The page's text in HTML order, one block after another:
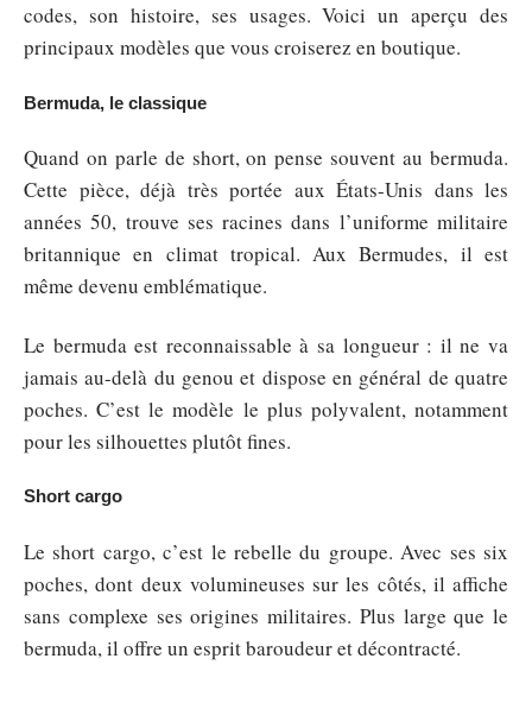
codes, son histoire, ses usages. Voici un aperçu des
principaux modèles que vous croiserez en boutique.
Bermuda, le classique
Quand on parle de short, on pense souvent au bermuda.
Cette pièce, déjà très portée aux États-Unis dans les
années 50, trouve ses racines dans l’uniforme militaire
britannique en climat tropical. Aux Bermudes, il est
même devenu emblématique.
Le bermuda est reconnaissable à sa longueur : il ne va
jamais au-delà du genou et dispose en général de quatre
poches. C’est le modèle le plus polyvalent, notamment
pour les silhouettes plutôt fines.
Short cargo
Le short cargo, c’est le rebelle du groupe. Avec ses six
poches, dont deux volumineuses sur les côtés, il affiche
sans complexe ses origines militaires. Plus large que le
bermuda, il offre un esprit baroudeur et décontracté.